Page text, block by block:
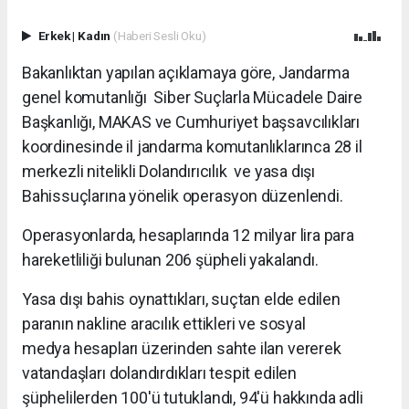
Erkek| Kadın (Haberi Sesli Oku)
Bakanlıktan yapılan açıklamaya göre, Jandarma
genel komutanlığı Siber Suçlarla Mücadele Daire
Başkanlığı, MAKAS ve Cumhuriyet başsavcılıkları
koordinesinde il jandarma komutanlıklarınca 28 il
merkezli nitelikli Dolandırıcılık ve yasa dışı
Bahissuçlarına yönelik operasyon düzenlendi.
Operasyonlarda, hesaplarında 12 milyar lira para
hareketliliği bulunan 206 şüpheli yakalandı.
Yasa dışı bahis oynattıkları, suçtan elde edilen
paranın nakline aracılık ettikleri ve sosyal
medya hesapları üzerinden sahte ilan vererek
vatandaşları dolandırdıkları tespit edilen
şüphelilerden 100'ü tutuklandı, 94'ü hakkında adli